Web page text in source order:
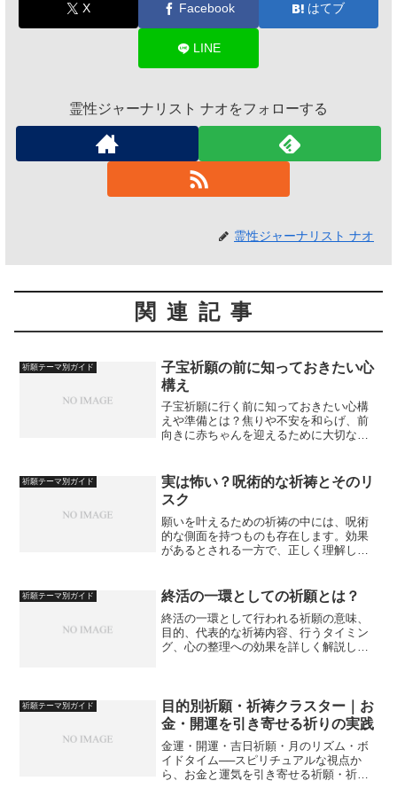
X Facebook はてブ
LINE
霊性ジャーナリスト ナオをフォローする
霊性ジャーナリスト ナオ
関連記事
祈願テーマ別ガイド
子宝祈願の前に知っておきたい心
構え
子宝祈願に行く前に知っておきたい心構
えや準備とは？焦りや不安を和らげ、前
向きに赤ちゃんを迎えるために大切な考
祈願テーマ別ガイド
実は怖い？呪術的な祈祷とそのリ
スク
願いを叶えるための祈祷の中には、呪術
的な側面を持つものも存在します。効果
があるとされる一方で、正しく理解しな
祈願テーマ別ガイド 終活の一環としての祈願とは？
終活の一環として行われる祈願の意味、
目的、代表的な祈祷内容、行うタイミン
グ、心の整理への効果を詳しく解説しま
祈願テーマ別ガイド
目的別祈願・祈祷クラスター｜お
金・開運を引き寄せる祈りの実践
金運・開運・吉日祈願・月のリズム・ボ
イドタイム──スピリチュアルな視点か
ら、お金と運気を引き寄せる祈願・祈祷